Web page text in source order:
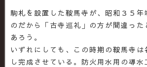
駒札を設置した鞍馬寺が、昭和３５年
のだから「古寺巡礼」の方が間違った
あろう。
いずれにしても、この時期の鞍馬寺
し完成させている。防火用水用の導水